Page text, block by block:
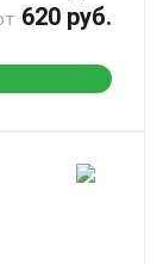
620 руб.